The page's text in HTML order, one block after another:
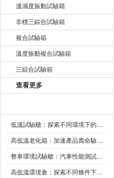
溫濕度振動試驗箱
非標三綜合試驗箱
複合試驗箱
溫度振動複合試驗箱
三綜合試驗箱
查看更多
低溫試驗艙：探索不同環境下的科技邊界
高低溫老化箱：加速產品壽命驗證的可靠夥伴
整車環境試驗艙：汽車性能測試的設備
高低溫環境倉：探索不同條件下的科學奧秘